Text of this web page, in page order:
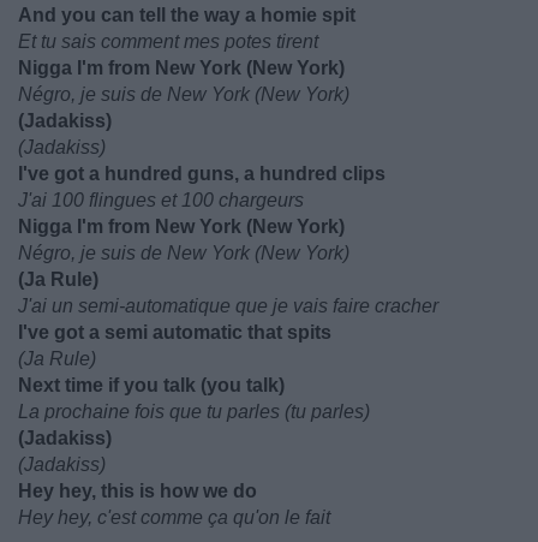
And you can tell the way a homie spit
Et tu sais comment mes potes tirent
Nigga I'm from New York (New York)
Négro, je suis de New York (New York)
(Jadakiss)
(Jadakiss)
I've got a hundred guns, a hundred clips
J'ai 100 flingues et 100 chargeurs
Nigga I'm from New York (New York)
Négro, je suis de New York (New York)
(Ja Rule)
J'ai un semi-automatique que je vais faire cracher
I've got a semi automatic that spits
(Ja Rule)
Next time if you talk (you talk)
La prochaine fois que tu parles (tu parles)
(Jadakiss)
(Jadakiss)
Hey hey, this is how we do
Hey hey, c'est comme ça qu'on le fait